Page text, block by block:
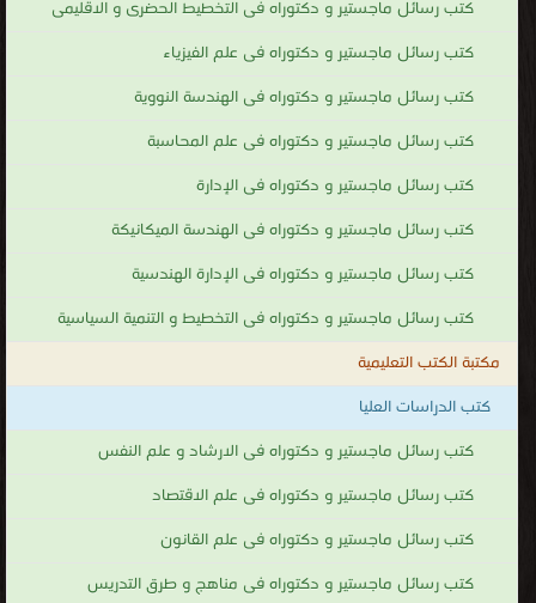
كتب رسائل ماجستير و دكتوراه فى التخطيط الحضرى و الاقليمى
كتب رسائل ماجستير و دكتوراه فى علم الفيزياء
كتب رسائل ماجستير و دكتوراه فى الهندسة النووية
كتب رسائل ماجستير و دكتوراه فى علم المحاسبة
كتب رسائل ماجستير و دكتوراه فى الإدارة
كتب رسائل ماجستير و دكتوراه فى الهندسة الميكانيكة
كتب رسائل ماجستير و دكتوراه فى الإدارة الهندسية
كتب رسائل ماجستير و دكتوراه فى التخطيط و التنمية السياسية
مكتبة الكتب التعليمية
كتب الدراسات العليا
كتب رسائل ماجستير و دكتوراه فى الارشاد و علم النفس
كتب رسائل ماجستير و دكتوراه فى علم الاقتصاد
كتب رسائل ماجستير و دكتوراه فى علم القانون
كتب رسائل ماجستير و دكتوراه فى مناهج و طرق التدريس